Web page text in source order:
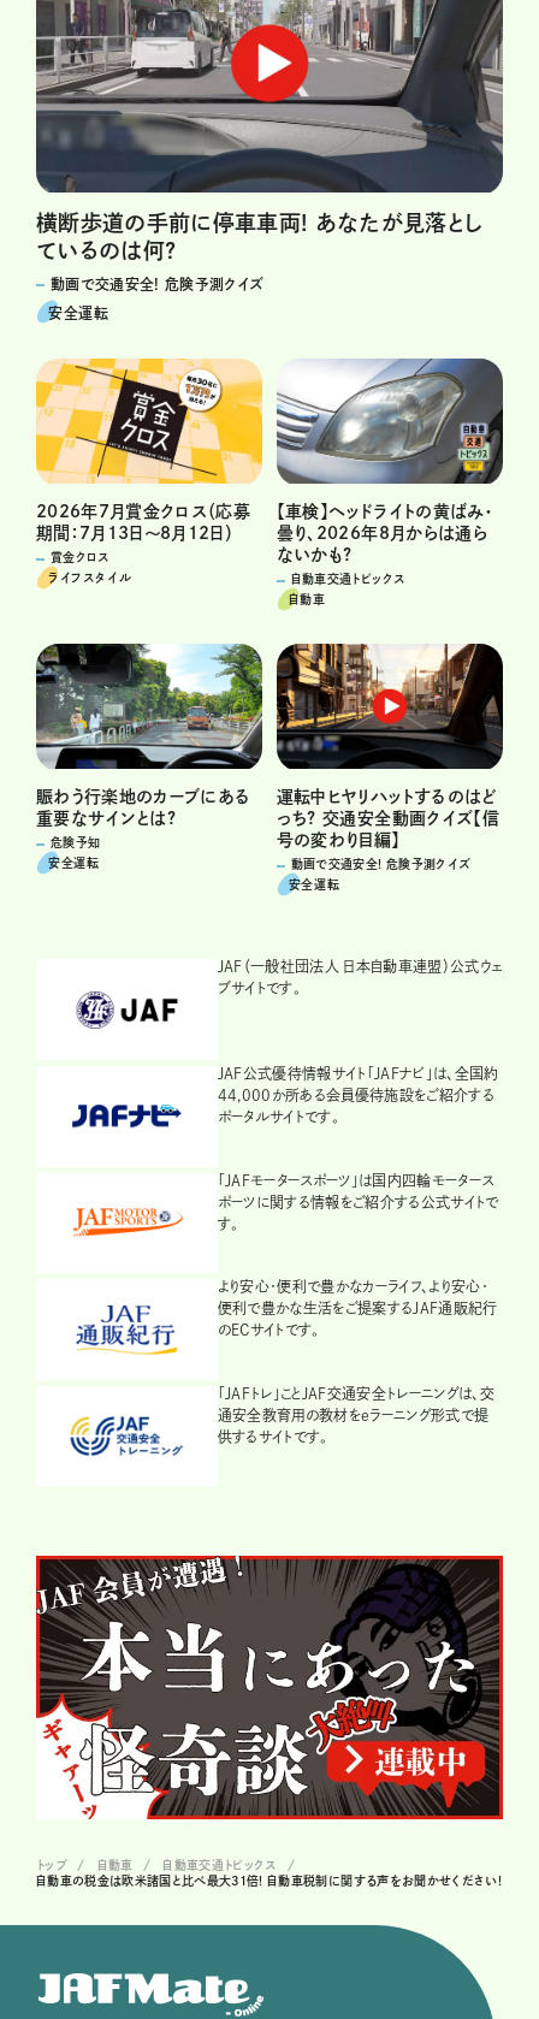
横断歩道の手前に停車車両! あなたが見落とし
ているのは何?
動画で交通安全! 危険予測クイズ
安全運転
2026年7月賞金クロス（応募
期間：7月13日～8月12日）
賞金クロス
ライフスタイル
【車検】ヘッドライトの黄ばみ・
曇り、2026年8月からは通ら
ないかも?
自動車交通トピックス
自動車
賑わう行楽地のカーブにある
重要なサインとは?
危険予知
安全運転
運転中ヒヤリハットするのはど
っち? 交通安全動画クイズ【信
号の変わり目編】
動画で交通安全! 危険予測クイズ
安全運転
JAF（一般社団法人 日本自動車連盟）公式ウェ
ブサイトです。
JAF公式優待情報サイト「JAFナビ」は、全国約
44,000か所ある会員優待施設をご紹介する
ポータルサイトです。
「JAFモータースポーツ」は国内四輪モータース
ポーツに関する情報をご紹介する公式サイトで
す。
より安心・便利で豊かなカーライフ、より安心・
便利で豊かな生活をご提案するJAF通販紀行
のECサイトです。
「JAFトレ」ことJAF交通安全トレーニングは、交
通安全教育用の教材をeラーニング形式で提
供するサイトです。
トップ 自動車
自動車交通トピックス
自動車の税金は欧米諸国と比べ最大31倍! 自動車税制に関する声をお聞かせください!